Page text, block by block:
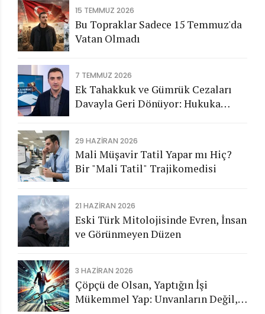
15 TEMMUZ 2026
Bu Topraklar Sadece 15 Temmuz'da
Vatan Olmadı
7 TEMMUZ 2026
Ek Tahakkuk ve Gümrük Cezaları
Davayla Geri Dönüyor: Hukuka
29 HAZIRAN 2026
Mali Müşavir Tatil Yapar mı Hiç?
Bir "Mali Tatil" Trajikomedisi
21 HAZIRAN 2026
Eski Türk Mitolojisinde Evren, İnsan
ve Görünmeyen Düzen
3 HAZIRAN 2026
Çöpçü de Olsan, Yaptığın İşi
Mükemmel Yap: Unvanların Değil,